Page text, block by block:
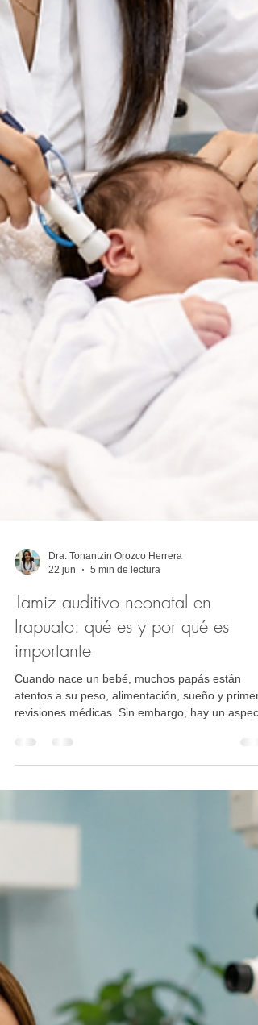
Dra. Tonantzin Orozco Herrera
22 jun
5 min de lectura
Tamiz auditivo neonatal en
Irapuato: qué es y por qué es
importante
Cuando nace un bebé, muchos papás están
atentos a su peso, alimentación, sueño y
fundamental para su desarrollo: la audición. Un
dormir adecuadamente, pero aun así presentar
invasiva q